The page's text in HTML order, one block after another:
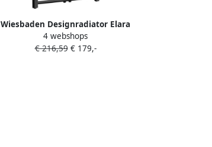
Wiesbaden Designradiator Elara
118.5x60cm 830W Mat Zwart
Middenonderaansluiting
4 webshops
€ 216,59€ 179,-